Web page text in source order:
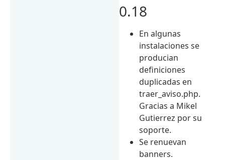
0.18
En algunas
instalaciones se
producian
definiciones
duplicadas en
traer_aviso.php.
Gracias a Mikel
Gutierrez por su
soporte.
Se renuevan
banners.